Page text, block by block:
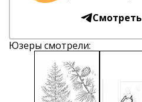
Смотреть
Юзеры смотрели: